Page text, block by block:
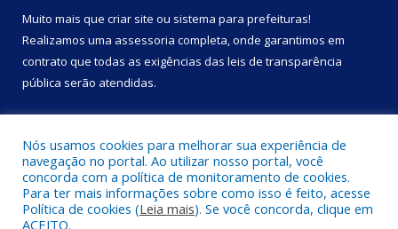
Muito mais que criar site ou sistema para prefeituras!
Realizamos uma assessoria completa, onde garantimos em
contrato que todas as exigências das leis de transparência
pública serão atendidas.
Todos os direitos reservados a Prefeitura Municipal de Portel.
Nós usamos cookies para melhorar sua experiência de
navegação no portal. Ao utilizar nosso portal, você
concorda com a política de monitoramento de cookies.
Para ter mais informações sobre como isso é feito, acesse
Política de cookies (Leia mais). Se você concorda, clique em
ACEITO.